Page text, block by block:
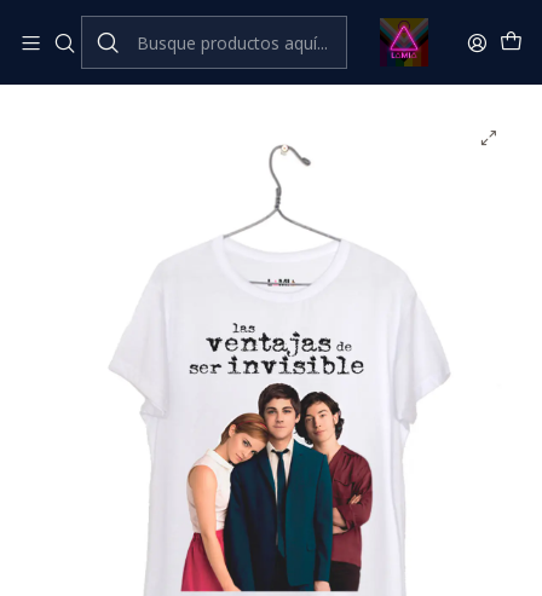
Inicio Catálogo Classic Cine Series y TV Classic
Las Ventajas de Ser Invisible #1